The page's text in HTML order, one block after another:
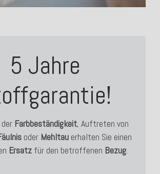
5 Jahre
Farbbeständigkeit, Auftreten von
oder Mehltauerhalten Sie einen
Ersatz für den betroffenen Bezug.